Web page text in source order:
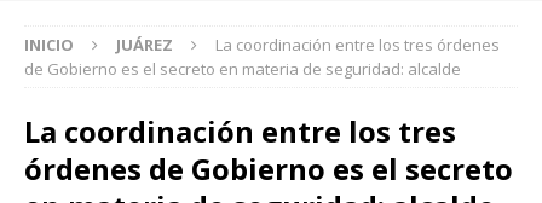
INICIO JUÁREZ
La coordinación entre los tres órdenes
de Gobierno es el secreto en materia de seguridad: alcalde
La coordinación entre los tres
órdenes de Gobierno es el secreto